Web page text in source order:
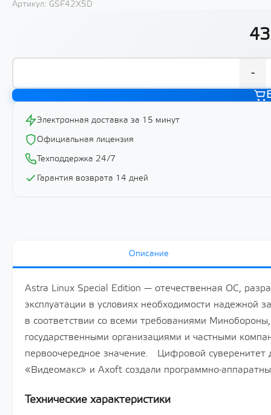
Артикул: GSF42X5D
-
Электронная доставка за 15 минут
Официальная лицензия
Техподдержка 24/7
Гарантия возврата 14 дней
Описание
Astra Linux Special Edition — отечественная ОС,
эксплуатации в условиях необходимости
в соответствии со всеми требованиями
государственными организациями и частными
первоочередное значение. Цифровой суверенитет
«Видеомакс» и Axoft создали программно-
Технические характеристики